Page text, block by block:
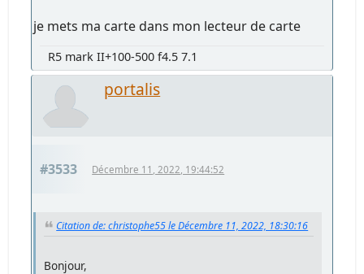
je mets ma carte dans mon lecteur de carte
R5 mark II+100-500 f4.5 7.1
portalis
#3533 Décembre 11, 2022, 19:44:52
Citation de: christophe55 le Décembre 11, 2022, 18:30:16
Bonjour,